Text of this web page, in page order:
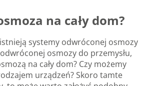
na cały dom?
systemy odwróconej osmozy
osmozy do przemysłu,
na cały dom? Czy możemy
urządzeń? Skoro tamte